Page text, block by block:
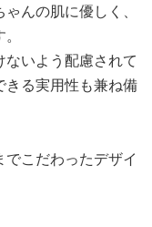
んの肌に優しく、
いよう配慮されて
きる実用性も兼ね備
こだわったデザイ